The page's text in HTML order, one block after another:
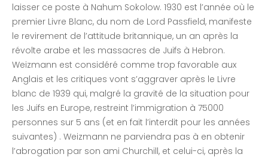
laisser ce poste à Nahum Sokolow. 1930 est l’année où le
premier Livre Blanc, du nom de Lord Passfield, manifeste
le revirement de l’attitude britannique, un an après la
révolte arabe et les massacres de Juifs à Hebron.
Weizmann est considéré comme trop favorable aux
Anglais et les critiques vont s’aggraver après le Livre
blanc de 1939 qui, malgré la gravité de la situation pour
les Juifs en Europe, restreint l’immigration à 75000
personnes sur 5 ans (et en fait l’interdit pour les années
suivantes) . Weizmann ne parviendra pas à en obtenir
l’abrogation par son ami Churchill, et celui-ci, après la